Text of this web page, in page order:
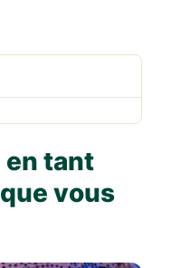
en tant
vous